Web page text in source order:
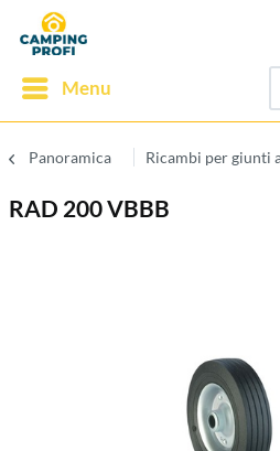
Menu
Panoramica Ricambi per giunti
RAD 200 VBBB